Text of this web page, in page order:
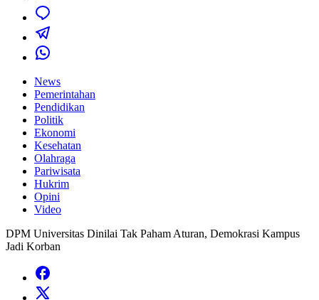
News
Pemerintahan
Pendidikan
Politik
Ekonomi
Kesehatan
Olahraga
Pariwisata
Hukrim
Opini
Video
DPM Universitas Dinilai Tak Paham Aturan, Demokrasi Kampus
Jadi Korban